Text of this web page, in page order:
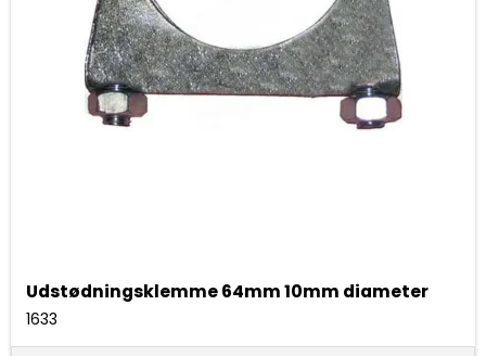
Udstødningsklemme 64mm 10mm diameter
1633